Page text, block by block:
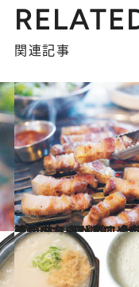
関連記事
2023.4.8
韓国ラバーがすすめる 間違いのないひと皿【肉篇】 牛・豚・鶏…全部食べたい名店8選
グルメ